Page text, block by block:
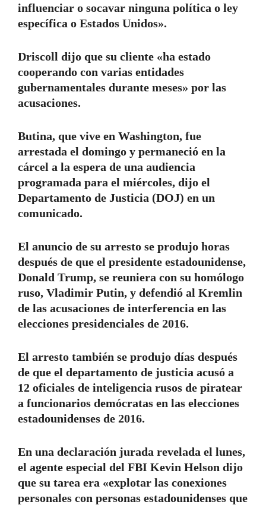
influenciar o socavar ninguna política o ley
específica o Estados Unidos».
Driscoll dijo que su cliente «ha estado
cooperando con varias entidades
gubernamentales durante meses» por las
acusaciones.
Butina, que vive en Washington, fue
arrestada el domingo y permaneció en la
cárcel a la espera de una audiencia
programada para el miércoles, dijo el
Departamento de Justicia (DOJ) en un
comunicado.
El anuncio de su arresto se produjo horas
después de que el presidente estadounidense,
Donald Trump, se reuniera con su homólogo
ruso, Vladimir Putin, y defendió al Kremlin
de las acusaciones de interferencia en las
elecciones presidenciales de 2016.
El arresto también se produjo días después
de que el departamento de justicia acusó a
12 oficiales de inteligencia rusos de piratear
a funcionarios demócratas en las elecciones
estadounidenses de 2016.
En una declaración jurada revelada el lunes,
el agente especial del FBI Kevin Helson dijo
que su tarea era «explotar las conexiones
personales con personas estadounidenses que